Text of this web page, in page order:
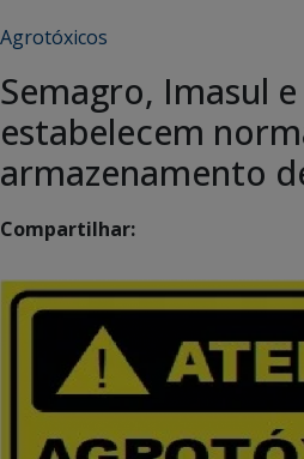
Agrotóxicos
Semagro, Imasul
estabelecem
armazenamento
Compartilhar: